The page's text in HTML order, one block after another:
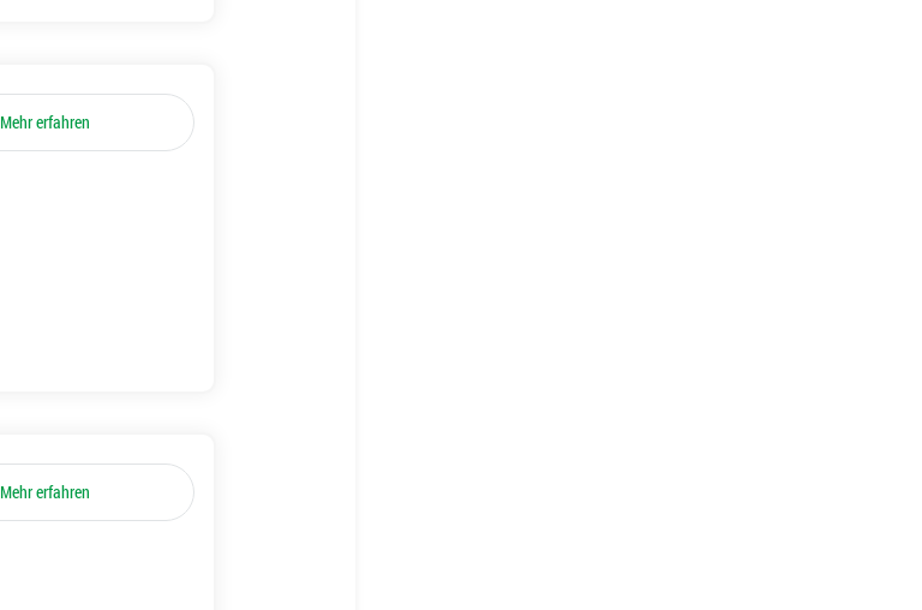
Mehr erfahren
Mehr erfahren